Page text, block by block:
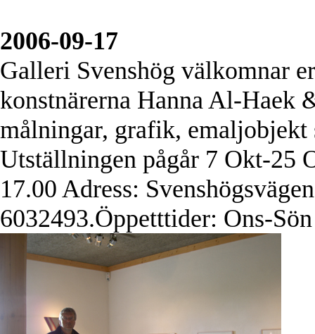
2006-09-17
Galleri Svenshög välkomnar
konstnärerna Hanna Al-Haek
målningar, grafik, emaljobjekt
Utställningen pågår 7 Okt-25
17.00 Adress:
6032493.Öppetttider: Ons-